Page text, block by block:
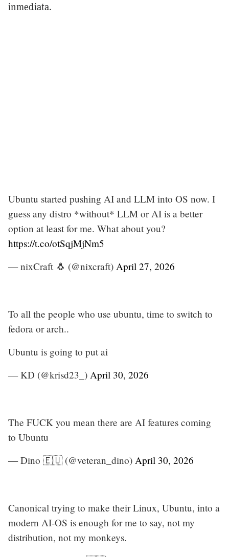
inmediata.
Ubuntu started pushing AI and LLM into OS now. I
guess any distro *without* LLM or AI is a better
option at least for me. What about you?
https://t.co/otSqjMjNm5
— nixCraft 🐧 (@nixcraft) April 27, 2026
To all the people who use ubuntu, time to switch to
fedora or arch..
Ubuntu is going to put ai
— KD (@krisd23_) April 30, 2026
The FUCK you mean there are AI features coming
to Ubuntu
— Dino 🇪🇺 (@veteran_dino) April 30, 2026
Canonical trying to make their Linux, Ubuntu, into a
modern AI-OS is enough for me to say, not my
distribution, not my monkeys.